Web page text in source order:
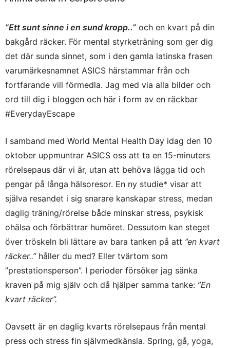
”Ett sunt sinne i en sund kropp..” och en kvart på din
bakgård räcker. För mental styrketräning som ger dig
det där sunda sinnet, som i den gamla latinska frasen
varumärkesnamnet ASICS härstammar från och
fortfarande vill förmedla. Jag med via alla bilder och
ord till dig i bloggen och här i form av en räckbar
#EverydayEscape
I samband med World Mental Health Day idag den 10
oktober uppmuntrar ASICS oss att ta en 15-minuters
rörelsepaus där vi är, utan att behöva lägga tid och
pengar på långa hälsoresor. En ny studie* visar att
själva resandet i sig snarare kanskapar stress, medan
daglig träning/rörelse både minskar stress, psykisk
ohälsa och förbättrar humöret. Dessutom kan steget
över tröskeln bli lättare av bara tanken på att ”en kvart
räcker..”håller du med? Eller tvärtom som
”prestationsperson”. I perioder försöker jag sänka
kraven på mig själv och då hjälper samma tanke: ”En
kvart räcker”.
Oavsett är en daglig kvarts rörelsepaus från mental
press och stress fin självmedkänsla. Spring, gå, yoga,